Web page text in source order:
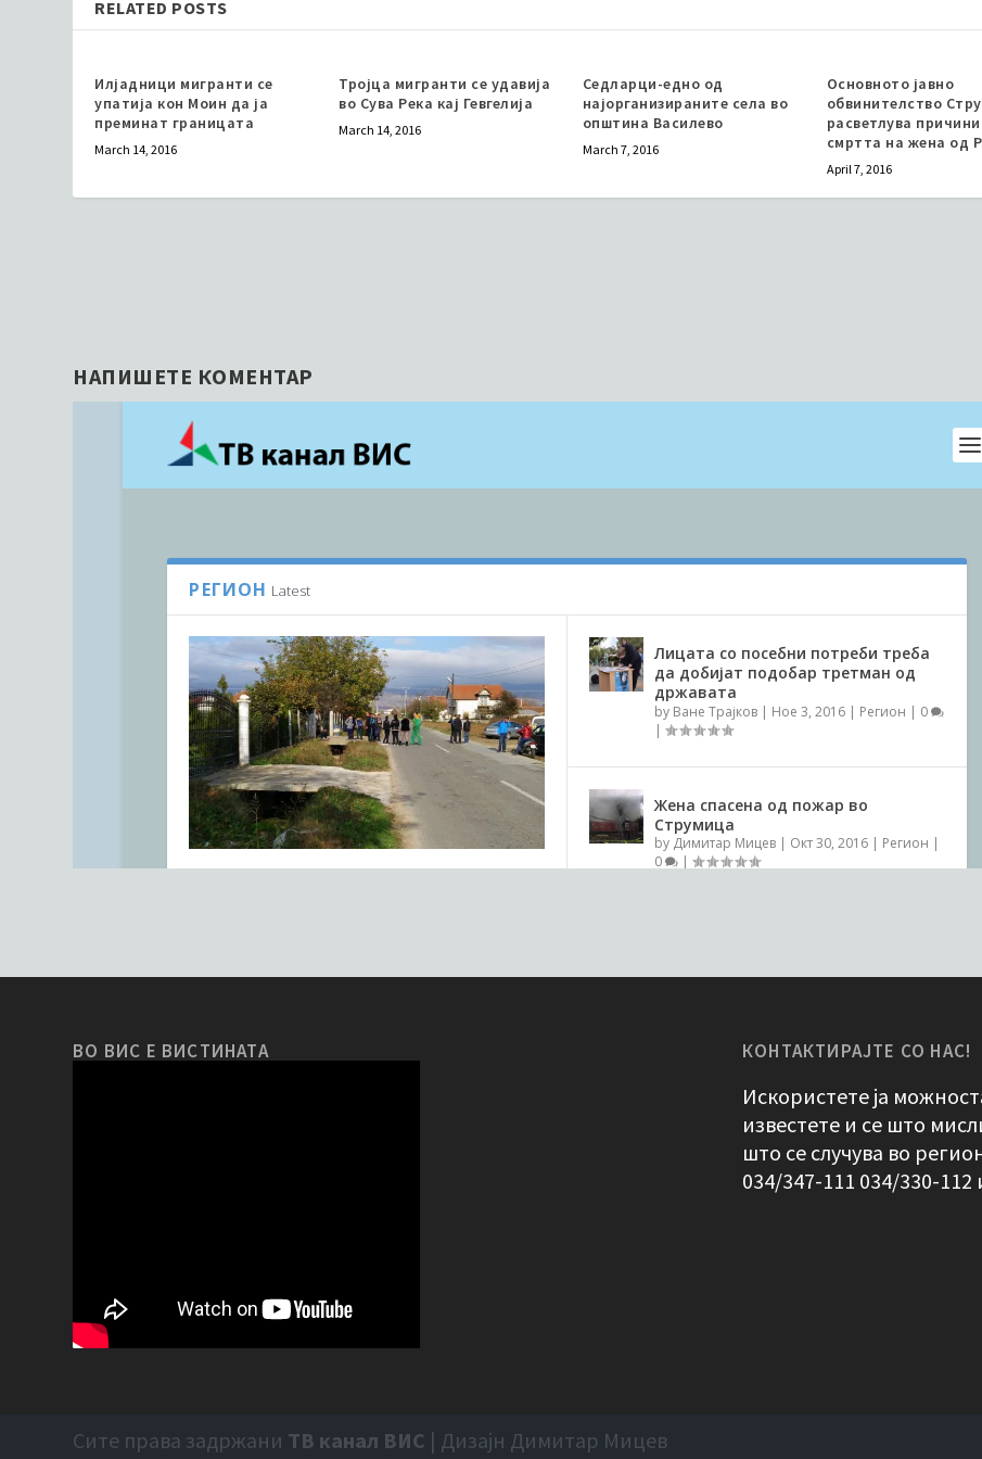
RELATED POSTS
Илјадници мигранти се
упатија кон Моин да ја
преминат границата
March 14, 2016
Тројца мигранти се удавија
во Сува Река кај Гевгелија
March 14, 2016
Седларци-едно од
најорганизираните села во
општина Василево
March 7, 2016
Основното јавно
обвинителство
расветлува
смртта на жена од
April 7, 2016
НАПИШЕТЕ КОМЕНТАР
ВО ВИС Е ВИСТИНАТА КОНТАКТИРАЈТЕ СО НАС!
Искористете ја
известете и се што
што се случува во
034/347-111 034/330-112
Сите права задржани ТВ канал ВИС | Дизајн Димитар Мицев